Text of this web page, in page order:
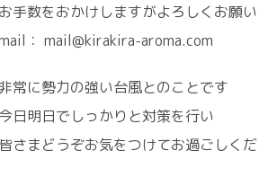
お手数をおかけしますがよろしくお願
： mail@kirakira-aroma.com
常に勢力の強い台風とのことです
今日明日でしっかりと対策を行い
皆さまどうぞお気をつけてお過ごしく